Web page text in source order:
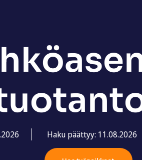
Haku päättyy: 11.08.2026